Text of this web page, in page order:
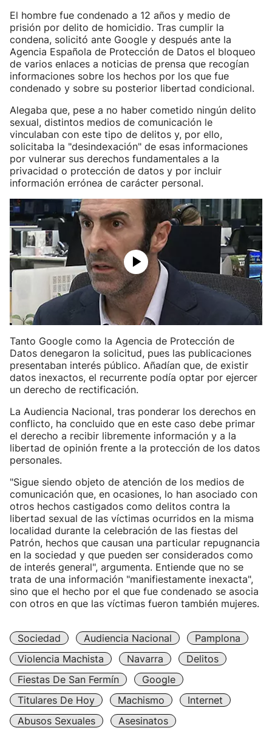
El hombre fue condenado a 12 años y medio de
prisión por delito de homicidio. Tras cumplir la
condena, solicitó ante Google y después ante la
Agencia Española de Protección de Datos el bloqueo
de varios enlaces a noticias de prensa que recogían
informaciones sobre los hechos por los que fue
condenado y sobre su posterior libertad condicional.
Alegaba que, pese a no haber cometido ningún delito
sexual, distintos medios de comunicación le
vinculaban con este tipo de delitos y, por ello,
solicitaba la "desindexación" de esas informaciones
por vulnerar sus derechos fundamentales a la
privacidad o protección de datos y por incluir
información errónea de carácter personal.
Tanto Google como la Agencia de Protección de
Datos denegaron la solicitud, pues las publicaciones
presentaban interés público. Añadían que, de existir
datos inexactos, el recurrente podía optar por ejercer
un derecho de rectificación.
La Audiencia Nacional, tras ponderar los derechos en
conflicto, ha concluido que en este caso debe primar
el derecho a recibir libremente información y a la
libertad de opinión frente a la protección de los datos
personales.
"Sigue siendo objeto de atención de los medios de
comunicación que, en ocasiones, lo han asociado con
otros hechos castigados como delitos contra la
libertad sexual de las víctimas ocurridos en la misma
localidad durante la celebración de las fiestas del
Patrón, hechos que causan una particular repugnancia
en la sociedad y que pueden ser considerados como
de interés general", argumenta. Entiende que no se
trata de una información "manifiestamente inexacta",
sino que el hecho por el que fue condenado se asocia
con otros en que las víctimas fueron también mujeres.
Sociedad Audiencia Nacional
Pamplona
Violencia Machista
Navarra
Delitos
Fiestas De San Fermín
Google
Titulares De Hoy
Machismo
Internet
Abusos Sexuales
Asesinatos